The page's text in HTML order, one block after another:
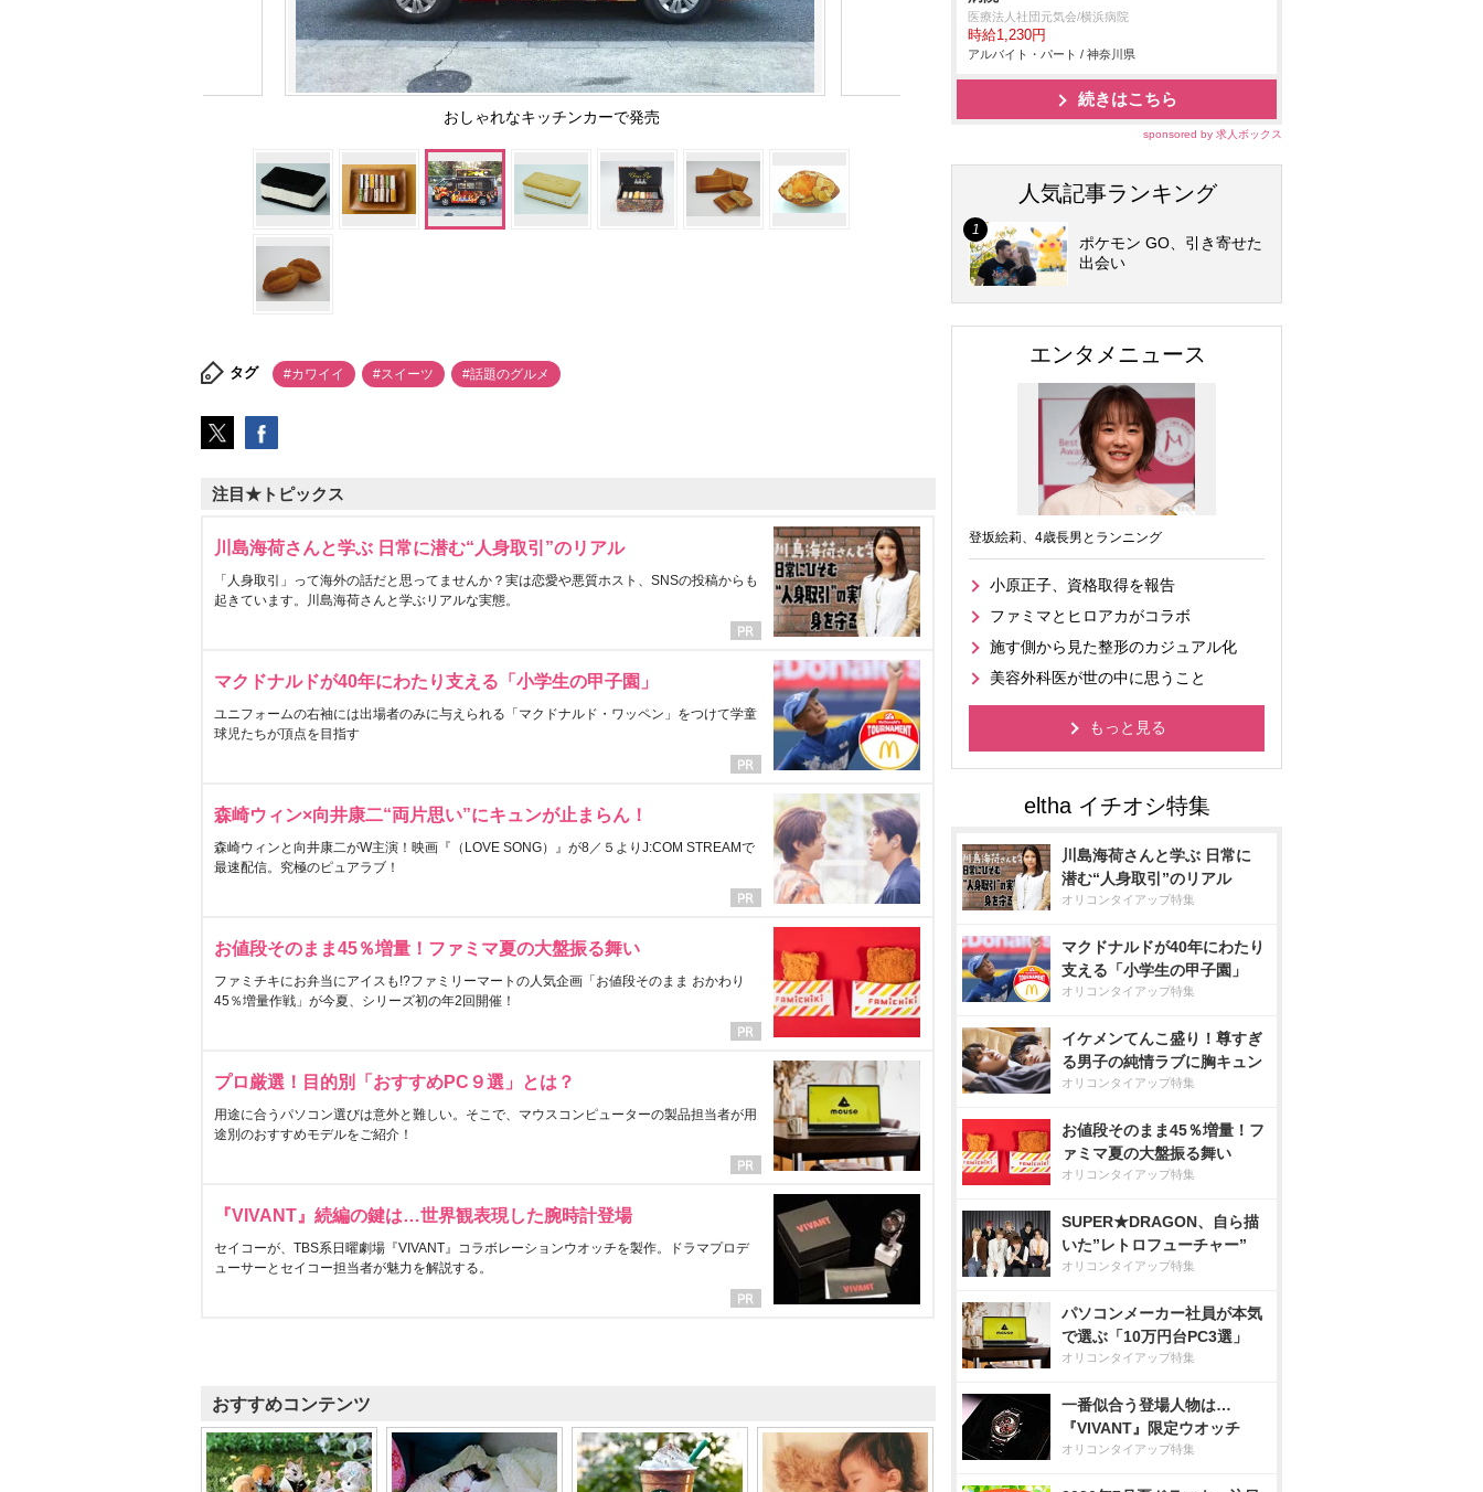
おしゃれなキッチンカーで発売
タグ #カワイイ #スイーツ #話題のグルメ
注目★トピックス
川島海荷さんと学ぶ 日常に潜む“人身取引”のリアル
「人身取引」って海外の話だと思ってませんか？実は恋愛や悪質ホスト、SNSの投稿からも
起きています。川島海荷さんと学ぶリアルな実態。
マクドナルドが40年にわたり支える「小学生の甲子園」
ユニフォームの右袖には出場者のみに与えられる「マクドナルド・ワッペン」をつけて学童
球児たちが頂点を目指す
森崎ウィン×向井康二“両片思い”にキュンが止まらん！
森崎ウィンと向井康二がW主演！映画『（LOVE SONG）』が8／５よりJ:COM STREAMで
最速配信。究極のピュアラブ！
お値段そのまま45％増量！ファミマ夏の大盤振る舞い
ファミチキにお弁当にアイスも!?ファミリーマートの人気企画「お値段そのまま おかわり
45％増量作戦」が今夏、シリーズ初の年2回開催！
プロ厳選！目的別「おすすめPC９選」とは？
用途に合うパソコン選びは意外と難しい。そこで、マウスコンピューターの製品担当者が用
途別のおすすめモデルをご紹介！
『VIVANT』続編の鍵は…世界観表現した腕時計登場
セイコーが、TBS系日曜劇場『VIVANT』コラボレーションウオッチを製作。ドラマプロデ
ューサーとセイコー担当者が魅力を解説する。
おすすめコンテンツ
医療法人社団元気会/横浜病院
時給1,230円
アルバイト・パート / 神奈川県
続きはこちら
sponsored by 求人ボックス
人気記事ランキング
ポケモン GO、引き寄せた
出会い
エンタメニュース
登坂絵莉、4歳長男とランニング
小原正子、資格取得を報告
ファミマとヒロアカがコラボ
施す側から見た整形のカジュアル化
美容外科医が世の中に思うこと
もっと見る
川島海荷さんと学ぶ 日常に
潜む“人身取引”のリアル
オリコンタイアップ特集
マクドナルドが40年にわたり
支える「小学生の甲子園」
オリコンタイアップ特集
イケメンてんこ盛り！尊すぎ
る男子の純情ラブに胸キュン
オリコンタイアップ特集
お値段そのまま45％増量！フ
ァミマ夏の大盤振る舞い
オリコンタイアップ特集
SUPER★DRAGON、自ら描
いた”レトロフューチャー”
オリコンタイアップ特集
パソコンメーカー社員が本気
で選ぶ「10万円台PC3選」
オリコンタイアップ特集
一番似合う登場人物は…
『VIVANT』限定ウオッチ
オリコンタイアップ特集